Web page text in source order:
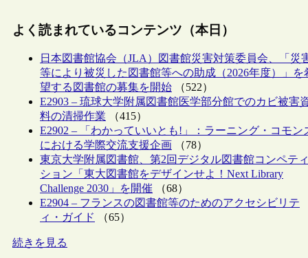
よく読まれているコンテンツ（本日）
日本図書館協会（JLA）図書館災害対策委員会、「災
等により被災した図書館等への助成（2026年度）」を
望する図書館の募集を開始 （522）
E2903 – 琉球大学附属図書館医学部分館でのカビ被害
料の清掃作業 （415）
E2902 – 「わかっていいとも!」：ラーニング・コモン
における学際交流支援企画 （78）
東京大学附属図書館、第2回デジタル図書館コンペティ
ション「東大図書館をデザインせよ！Next Library
Challenge 2030」を開催 （68）
E2904 – フランスの図書館等のためのアクセシビリテ
ィ・ガイド
（65）
続きを見る